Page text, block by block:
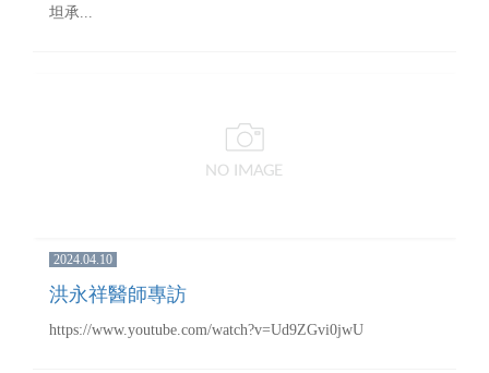
坦承...
2024.04.10
洪永祥醫師專訪
https://www.youtube.com/watch?v=Ud9ZGvi0jwU